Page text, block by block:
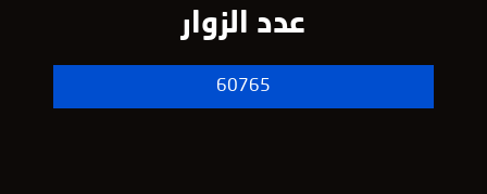
عدد الزوار
60765